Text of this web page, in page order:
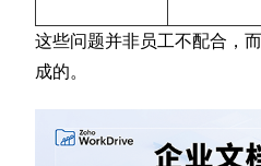
这些问题并非员工不配合，
成的。